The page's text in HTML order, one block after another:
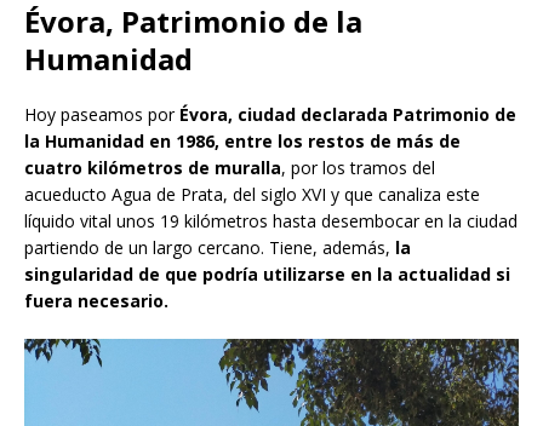
Évora, Patrimonio de la
Humanidad
Hoy paseamos por Évora, ciudad declarada Patrimonio de
la Humanidad en 1986, entre los restos de más de
cuatro kilómetros de muralla, por los tramos del
acueducto Agua de Prata, del siglo XVI y que canaliza este
líquido vital unos 19 kilómetros hasta desembocar en la ciudad
partiendo de un largo cercano. Tiene, además, la
singularidad de que podría utilizarse en la actualidad si
fuera necesario.